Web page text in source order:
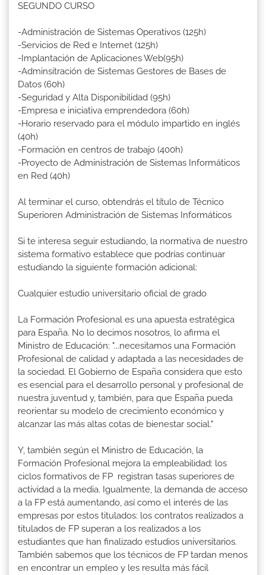
SEGUNDO CURSO
-Administración de Sistemas Operativos (125h)
-Servicios de Red e Internet (125h)
-Implantación de Aplicaciones Web(95h)
-Adminsitración de Sistemas Gestores de Bases de
Datos (60h)
-Seguridad y Alta Disponibilidad (95h)
-Empresa e iniciativa emprendedora (60h)
-Horario reservado para el módulo impartido en inglés
(40h)
-Formación en centros de trabajo (400h)
-Proyecto de Administración de Sistemas Informáticos
en Red (40h)
Al terminar el curso, obtendrás el título de Técnico
Superioren Administración de Sistemas Informáticos
Si te interesa seguir estudiando, la normativa de nuestro
sistema formativo establece que podrías continuar
estudiando la siguiente formación adicional:
Cualquier estudio universitario oficial de grado
La Formación Profesional es una apuesta estratégica
para España. No lo decimos nosotros, lo afirma el
Ministro de Educación: "...necesitamos una Formación
Profesional de calidad y adaptada a las necesidades de
la sociedad. El Gobierno de España considera que esto
es esencial para el desarrollo personal y profesional de
nuestra juventud y, también, para que España pueda
reorientar su modelo de crecimiento económico y
alcanzar las más altas cotas de bienestar social."
Y, también según el Ministro de Educación, la
Formación Profesional mejora la empleabilidad: los
ciclos formativos de FP registran tasas superiores de
actividad a la media. Igualmente, la demanda de acceso
a la FP está aumentando, así como el interés de las
empresas por estos titulados: los contratos realizados a
titulados de FP superan a los realizados a los
estudiantes que han finalizado estudios universitarios.
También sabemos que los técnicos de FP tardan menos
en encontrar un empleo y les resulta más fácil